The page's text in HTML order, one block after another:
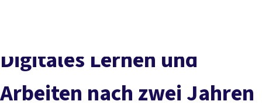
Politik in NRW
Mitmachen
Digitales Lernen und
Arbeiten nach zwei Jahren